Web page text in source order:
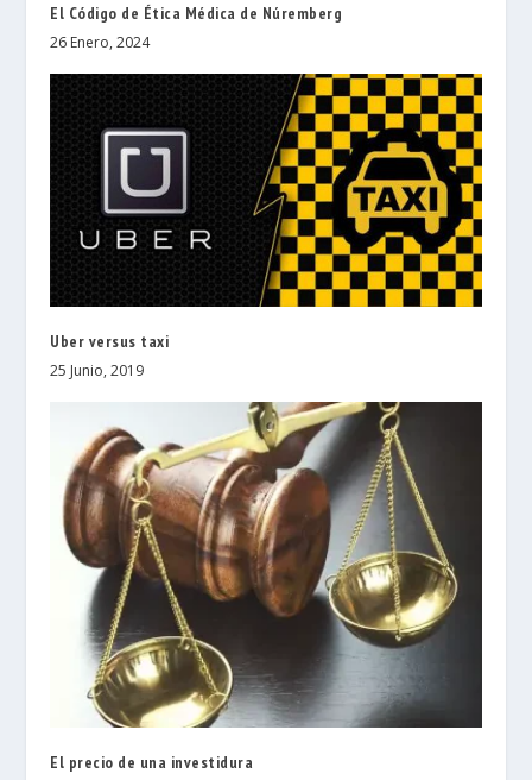
El Código de Ética Médica de Núremberg
26 Enero, 2024
Uber versus taxi
25 Junio, 2019
El precio de una investidura